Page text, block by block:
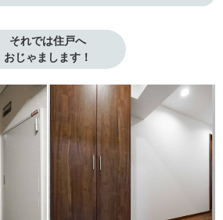
それでは住戸へ
おじゃまします！